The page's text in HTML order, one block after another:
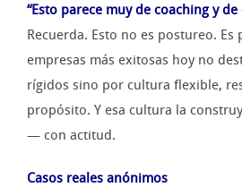
“Esto parece muy de coaching y de
Recuerda. Esto no es postureo. Es
empresas más exitosas hoy no
rígidos sino por cultura flexible,
propósito. Y esa cultura la
— con actitud.
Casos reales anónimos